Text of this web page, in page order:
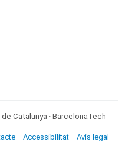
Catalunya · BarcelonaTech
Accessibilitat Avís legal